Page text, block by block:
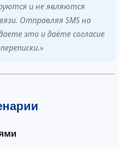
и не являются
Отправляя SMS на
это и даёте согласие